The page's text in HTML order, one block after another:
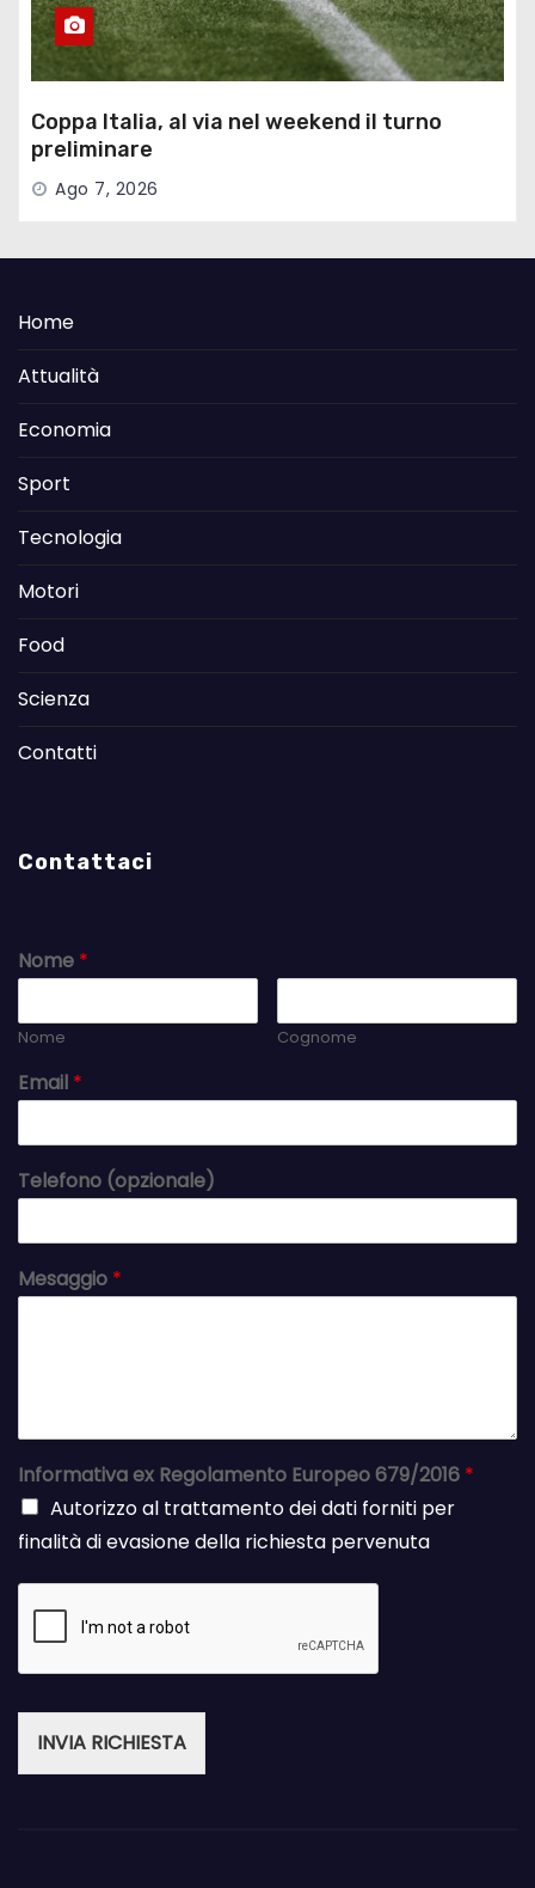
Coppa Italia, al via nel weekend il turno
preliminare
Ago 7, 2026
Home
Attualità
Economia
Sport
Tecnologia
Motori
Food
Scienza
Contatti
Contattaci
Nome *
Nome Cognome
Email *
Telefono (opzionale)
Mesaggio *
Informativa ex Regolamento Europeo 679/2016 *
Autorizzo al trattamento dei dati forniti per
finalità di evasione della richiesta pervenuta
INVIA RICHIESTA